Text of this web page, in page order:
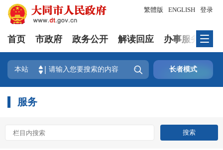
登录
繁體版 ENGLISH
首页 市政府 政务公开 解读回应 办事服务
本站  长者模式
服务